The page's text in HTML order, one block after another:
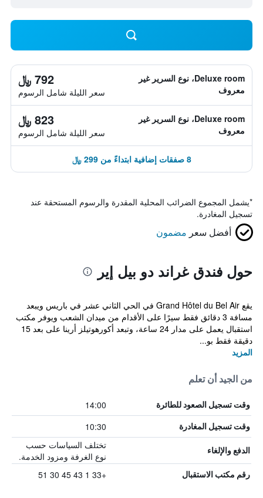
Deluxe room، نوع السرير غير
معروف
792 ﷼
سعر الليلة شامل الرسوم
Deluxe room، نوع السرير غير
معروف
823 ﷼
سعر الليلة شامل الرسوم
8 صفقات إضافية ابتداءً من 299 ﷼
*يشمل المجموع الضرائب المحلية المقدرة والرسوم المستحقة عند
تسجيل المغادرة.
أفضل سعر مضمون
حول فندق غراند دو بيل إير
يقع Grand Hôtel du Bel Air في الحي الثاني عشر في باريس ويبعد
مسافة 3 دقائق فقط سيرًا على الأقدام من ميدان الشعب ويوفر مكتب
استقبال يعمل على مدار 24 ساعة، وتبعد أكورهوتيلز أرينا على بعد 15
دقيقة فقط بو...
المزيد
من الجيد أن تعلم
وقت تسجيل الصعود للطائرة 14:00
وقت تسجيل المغادرة 10:30
الدفع والإلغاء
تختلف السياسات حسب
نوع الغرفة ومزود الخدمة.
رقم مكتب الاستقبال +33 1 43 45 30 51